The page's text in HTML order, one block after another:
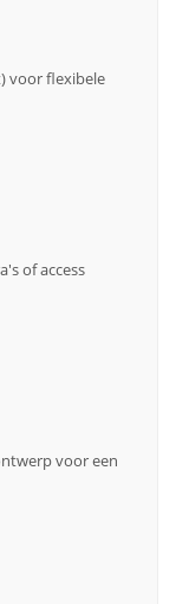
voor flexibele
of access
voor een